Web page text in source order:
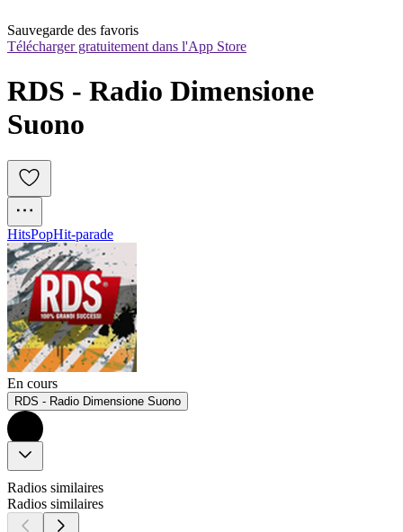
Sauvegarde des favoris
Télécharger gratuitement dans l'App Store
RDS - Radio Dimensione
Suono
HitsPopHit-parade
En cours
RDS - Radio Dimensione Suono
Radios similaires
Radios similaires